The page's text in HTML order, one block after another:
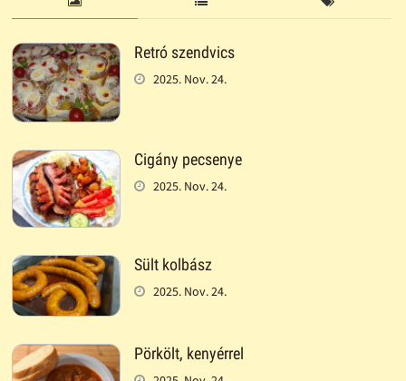
Retró szendvics
2025. Nov. 24.
Cigány pecsenye
2025. Nov. 24.
Sült kolbász
2025. Nov. 24.
Pörkölt, kenyérrel